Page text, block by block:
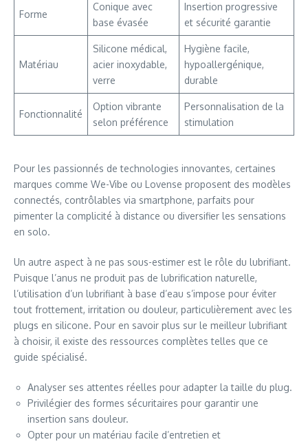
Forme
Conique avec
base évasée
Insertion progressive
et sécurité garantie
Matériau
Silicone médical,
acier inoxydable,
verre
Hygiène facile,
hypoallergénique,
durable
Fonctionnalité
Option vibrante
selon préférence
Personnalisation de la
stimulation
Pour les passionnés de technologies innovantes, certaines
marques comme We-Vibe ou Lovense proposent des modèles
connectés, contrôlables via smartphone, parfaits pour
pimenter la complicité à distance ou diversifier les sensations
en solo.
Un autre aspect à ne pas sous-estimer est le rôle du lubrifiant.
Puisque l’anus ne produit pas de lubrification naturelle,
l’utilisation d’un lubrifiant à base d’eau s’impose pour éviter
tout frottement, irritation ou douleur, particulièrement avec les
plugs en silicone. Pour en savoir plus sur le meilleur lubrifiant
à choisir, il existe des ressources complètes telles que ce
guide spécialisé.
Analyser ses attentes réelles pour adapter la taille du plug.
Privilégier des formes sécuritaires pour garantir une
insertion sans douleur.
Opter pour un matériau facile d’entretien et